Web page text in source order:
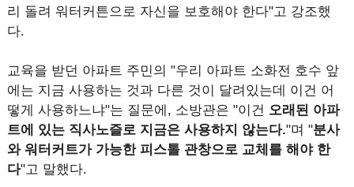
리 돌려 워터커튼으로 자신을 보호해야 한다"고 강조했
다.
교육을 받던 아파트 주민의 "우리 아파트 소화전 호수 앞
에는 지금 사용하는 것과 다른 것이 달려있는데 이건 어
떻게 사용하느냐"는 질문에, 소방관은 "이건 오래된 아파
트에 있는 직사노즐로 지금은 사용하지 않는다."며 "분사
와 워터커트가 가능한 피스톨 관창으로 교체를 해야 한
다"고 말했다.